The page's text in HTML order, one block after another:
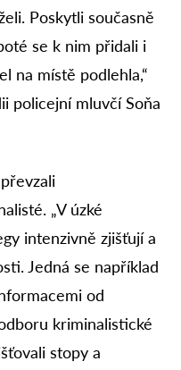
Poskytli současně
se k nim přidali i
na místě podlehla,“
policejní mluvčí Soňa
„V úzké
intenzivně zjišťují a
Jedná se například
od
kriminalistické
stopy a